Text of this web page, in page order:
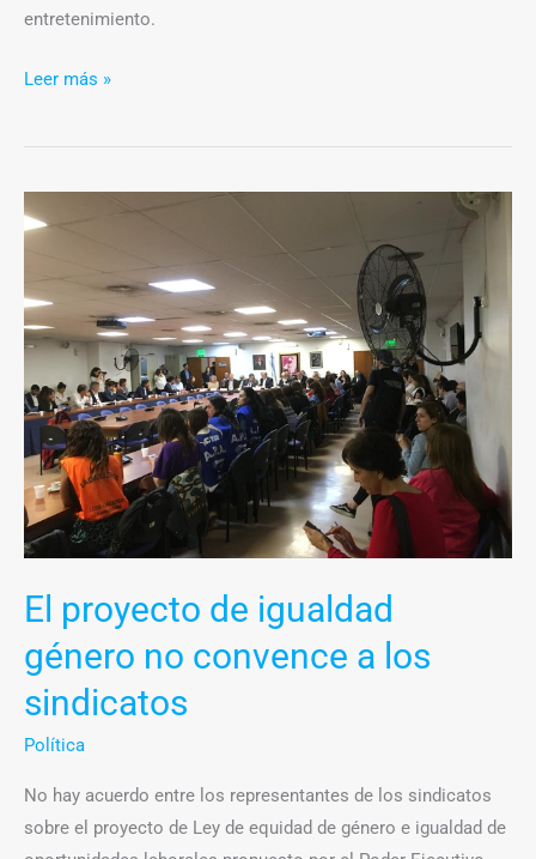
entretenimiento.
Leer más »
El proyecto de igualdad
género no convence a los
sindicatos
Política
No hay acuerdo entre los representantes de los sindicatos
sobre el proyecto de Ley de equidad de género e igualdad de
El
proyecto
igualdad
género
convence
a
los
sindicatos